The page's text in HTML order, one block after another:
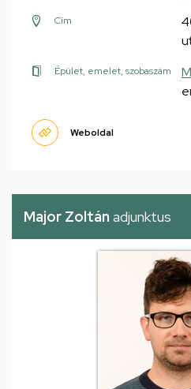
Cím
Épület, emelet, szobaszám
Weboldal
Major Zoltán adjunktus